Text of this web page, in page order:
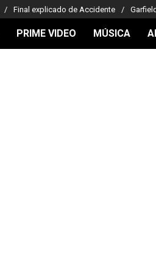
Final explicado de Accidente
PRIME VIDEO MÚSICA